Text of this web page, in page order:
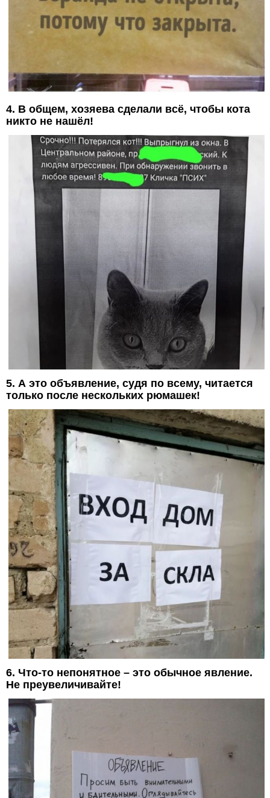
4. В общем, хозяева сделали всё, чтобы кота
никто не нашёл!
5. А это объявление, судя по всему, читается
только после нескольких рюмашек!
6. Что-то непонятное – это обычное явление.
Не преувеличивайте!